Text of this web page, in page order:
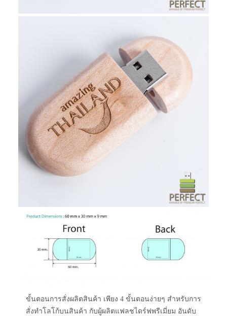
ขั้นตอนการสั่งผลิตสินค้า เพียง 4 ขั้นตอนง่ายๆ สำหรับการ
สั่งทำโลโก้บนสินค้า กับผู้ผลิตแฟลชไดร์ฟพรีเมี่ยม อันดับ